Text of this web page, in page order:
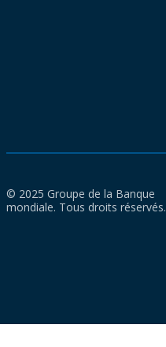
© 2025 Groupe de la Banque
mondiale. Tous droits réservés.